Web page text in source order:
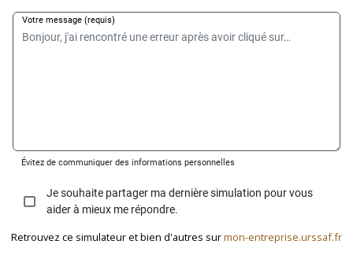
Retrouvez ce simulateur et bien d'autres surmon-entreprise.urssaf.fr